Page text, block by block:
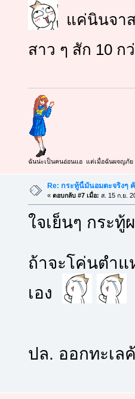
แค่นินจาส
สาว ๆ สัก 10
ฉันน่ะเป็นคนอ่อนแอ แต่เมื่อฉันผจญภัย
Re: กระทู้นี้มันอมตะจริงๆ
« ตอบกลับ #7 เมื่อ: ส. 15 ก.ย.
ใจเย็นๆ กระ
ถ้าจะโค่นตำแ
เอง
ปล. ออกทะเล